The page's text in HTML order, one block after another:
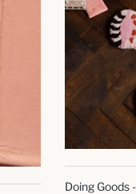
Doing Goods